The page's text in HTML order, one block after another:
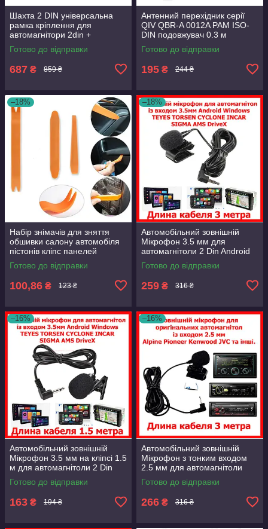
Шахта 2 DIN універсальна
рамка кріплення для
автомагнітори 2din +
монтажні кронштейни
Готово до відправки
687 ₴ 859 ₴
Антенний перехідник серії
QIV QBR-A 0012A PAM ISO-
DIN подовжувач 0.3 м
Готово до відправки
195 ₴ 244 ₴
–18%
Набір знімачів для зняття
обшивки салону автомобіля
пістонів кліпс панелей
торпеди та магнітол
Готово до відправки
100,86 ₴ 123 ₴
–18%
Автомобільний зовнішній
Мікрофон 3.5 мм для
автомагнітоли 2 Din Android
Windows TEYES Cyclone
довжина кабелю 3 м.
Готово до відправки
259 ₴ 316 ₴
–16%
Автомобільний зовнішній
Мікрофон 3.5 мм на кліпсі 1.5
м для автомагнітоли 2 Din
Android Windows TEYES
Cyclone
Готово до відправки
163 ₴ 194 ₴
–16%
Автомобільний зовнішній
Мікрофон з тонким входом
2.5 мм для автомагнітоли
Pioneer та інших не катайськи
магнітол
Готово до відправки
266 ₴ 316 ₴